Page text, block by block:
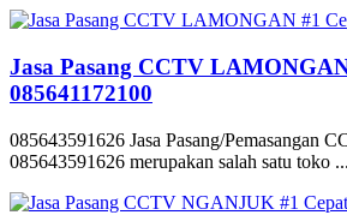
Jasa Pasang CCTV
085641172100
085643591626 Jasa Pasang/Pemasangan
085643591626 merupakan salah satu toko ...